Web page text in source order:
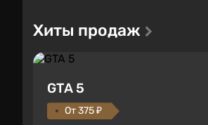
Хиты продаж
GTA 5
От 375 ₽